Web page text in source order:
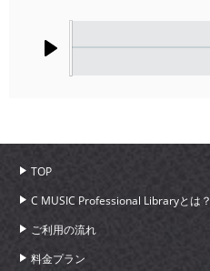
TOP
C MUSIC Professional Libraryとは？
ご利用の流れ
料金プラン